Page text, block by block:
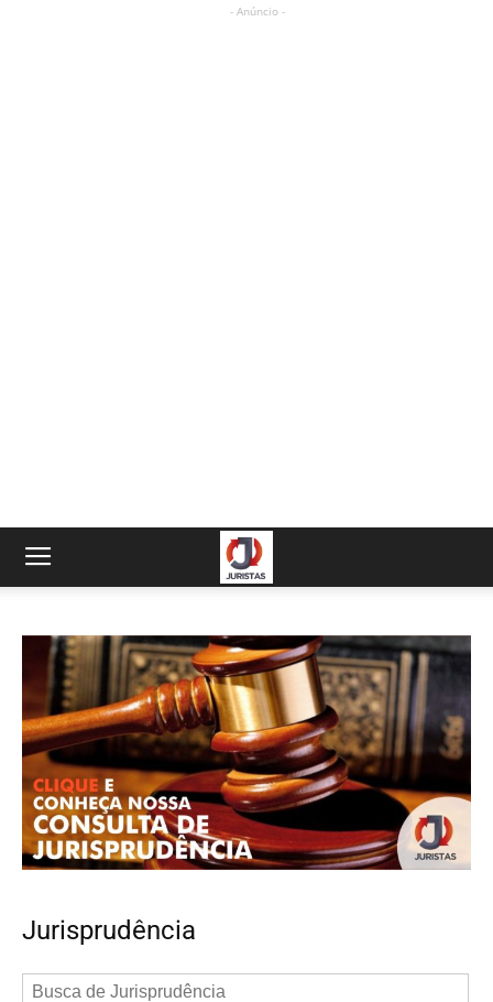
- Anúncio -
Jurisprudência